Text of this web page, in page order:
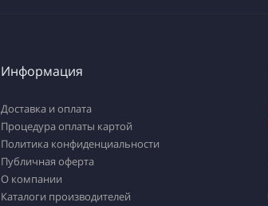
Информация
Доставка и оплата
Процедура оплаты картой
Политика конфиденциальности
Публичная оферта
О компании
Каталоги производителей